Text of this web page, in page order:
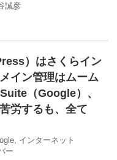
誠彦
）はさくらイン
イン管理はムーム
（Google）、
労するも、全て
インターネット
ー